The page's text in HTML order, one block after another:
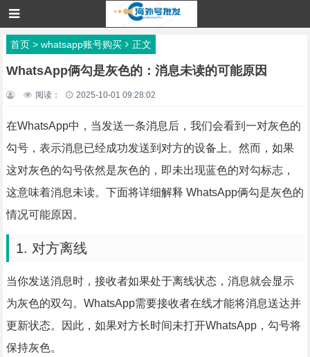
首页> whatsapp账号购买 正文
WhatsApp俩勾是灰色的：消息未读的可能原因
阅读： 2025-10-01 09:28:02
在WhatsApp中，当发送一条消息后，我们会看到一对灰色的
勾号，表示消息已经成功发送到对方的设备上。然而，如果
这对灰色的勾号依然是灰色的，即未出现蓝色的对勾标志，
这意味着消息未读。下面将详细解释 WhatsApp俩勾是灰色的
情况可能原因。
1. 对方离线
当你发送消息时，接收者如果处于离线状态，消息就会显示
为灰色的双勾。WhatsApp需要接收者在线才能将消息送达并
更新状态。因此，如果对方长时间未打开WhatsApp，勾号将
保持灰色。